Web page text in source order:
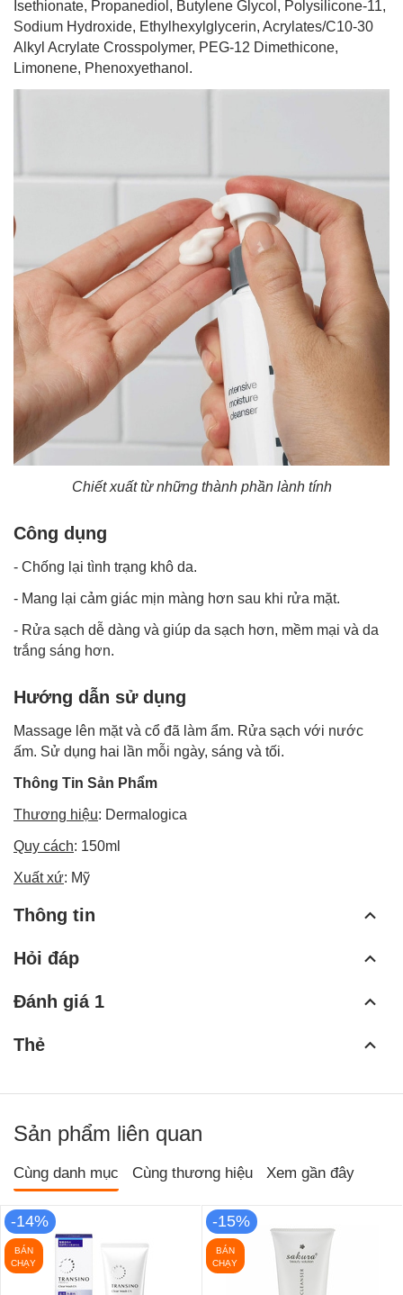
Isethionate, Propanediol, Butylene Glycol, Polysilicone-11,
Sodium Hydroxide, Ethylhexylglycerin, Acrylates/C10-30
Alkyl Acrylate Crosspolymer, PEG-12 Dimethicone,
Limonene, Phenoxyethanol.
Chiết xuất từ những thành phần lành tính
Công dụng
- Chống lại tình trạng khô da.
- Mang lại cảm giác mịn màng hơn sau khi rửa mặt.
- Rửa sạch dễ dàng và giúp da sạch hơn, mềm mại và da
trắng sáng hơn.
Hướng dẫn sử dụng
Massage lên mặt và cổ đã làm ẩm. Rửa sạch với nước
ấm. Sử dụng hai lần mỗi ngày, sáng và tối.
Thông Tin Sản Phẩm
Thương hiệu: Dermalogica
Quy cách: 150ml
Xuất xứ: Mỹ
Thông tin
Hỏi đáp
Đánh giá 1
Thẻ
Sản phẩm liên quan
Cùng danh mục Cùng thương hiệu Xem gần đây
-14%
BÁN
CHẠY
-15%
BÁN
CHẠY